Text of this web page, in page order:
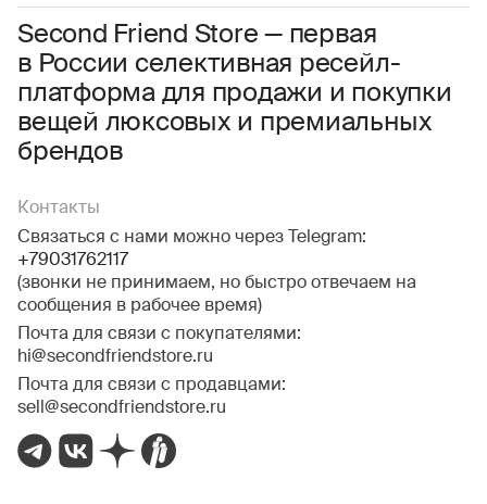
Second Friend Store — первая
в России селективная ресейл-
платформа для продажи и покупки
вещей люксовых и премиальных
брендов
Контакты
Связаться с нами можно через Telegram:
+79031762117
(звонки не принимаем, но быстро отвечаем на
сообщения в рабочее время)
Почта для связи с покупателями:
hi@secondfriendstore.ru
Почта для связи с продавцами:
sell@secondfriendstore.ru
Соглашаюсь с условиями Пользовательского соглашения
Даю согласие на получение рекламной информации.